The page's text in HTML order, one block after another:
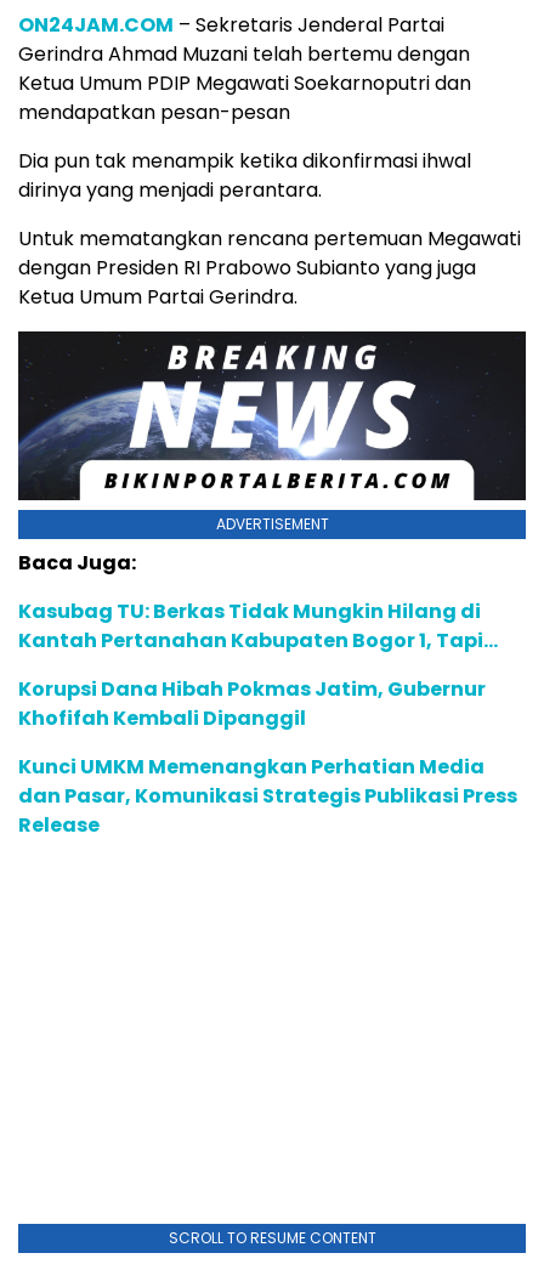
ON24JAM.COM – Sekretaris Jenderal Partai
Gerindra Ahmad Muzani telah bertemu dengan
Ketua Umum PDIP Megawati Soekarnoputri dan
mendapatkan pesan-pesan
Dia pun tak menampik ketika dikonfirmasi ihwal
dirinya yang menjadi perantara.
Untuk mematangkan rencana pertemuan Megawati
dengan Presiden RI Prabowo Subianto yang juga
Ketua Umum Partai Gerindra.
ADVERTISEMENT
Baca Juga:
Kasubag TU: Berkas Tidak Mungkin Hilang di
Kantah Pertanahan Kabupaten Bogor 1, Tapi…
Korupsi Dana Hibah Pokmas Jatim, Gubernur
Khofifah Kembali Dipanggil
Kunci UMKM Memenangkan Perhatian Media
dan Pasar, Komunikasi Strategis Publikasi Press
Release
SCROLL TO RESUME CONTENT